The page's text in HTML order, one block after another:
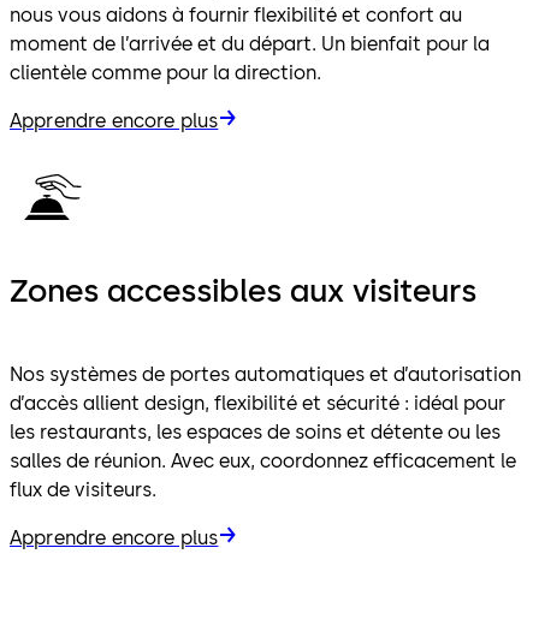
nous vous aidons à fournir flexibilité et confort au
moment de l’arrivée et du départ. Un bienfait pour la
clientèle comme pour la direction.
Apprendre encore plus
Zones accessibles aux visiteurs
Nos systèmes de portes automatiques et d’autorisation
d’accès allient design, flexibilité et sécurité : idéal pour
les restaurants, les espaces de soins et détente ou les
salles de réunion. Avec eux, coordonnez efficacement le
flux de visiteurs.
Apprendre encore plus